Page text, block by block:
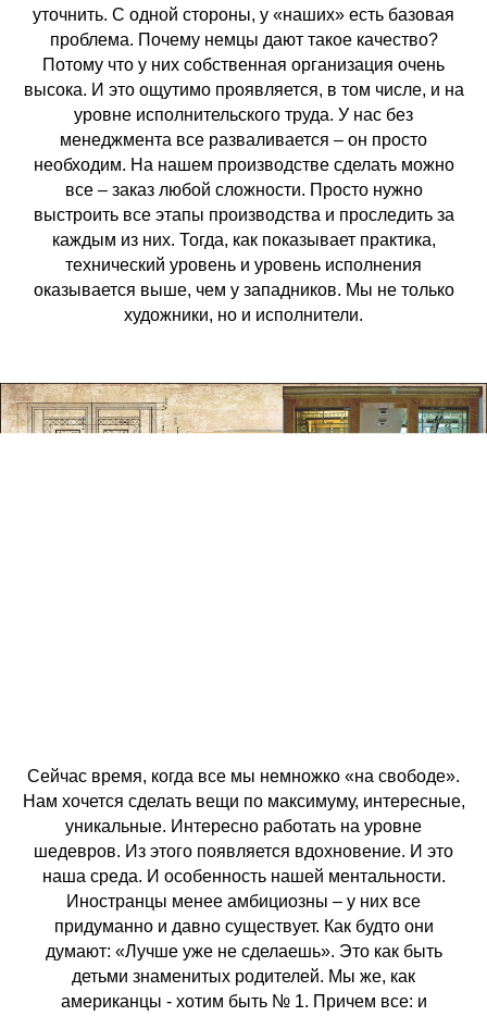
уточнить. С одной стороны, у «наших» есть базовая
проблема. Почему немцы дают такое качество?
Потому что у них собственная организация очень
высока. И это ощутимо проявляется, в том числе, и на
уровне исполнительского труда. У нас без
менеджмента все разваливается – он просто
необходим. На нашем производстве сделать можно
все – заказ любой сложности. Просто нужно
выстроить все этапы производства и проследить за
каждым из них. Тогда, как показывает практика,
технический уровень и уровень исполнения
оказывается выше, чем у западников. Мы не только
художники, но и исполнители.
Сейчас время, когда все мы немножко «на свободе».
Нам хочется сделать вещи по максимуму, интересные,
уникальные. Интересно работать на уровне
шедевров. Из этого появляется вдохновение. И это
наша среда. И особенность нашей ментальности.
Иностранцы менее амбициозны – у них все
придуманно и давно существует. Как будто они
думают: «Лучше уже не сделаешь». Это как быть
детьми знаменитых родителей. Мы же, как
американцы - хотим быть № 1. Причем все: и